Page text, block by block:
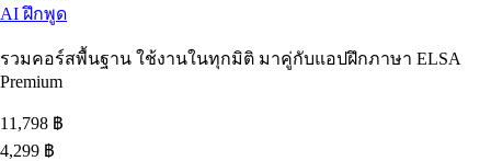
AI ฝึกพูด
รวมคอร์สพื้นฐาน ใช้งานในทุกมิติ มาคู่กับแอปฝึกภาษา ELSA
Premium
11,798 ฿
4,299 ฿